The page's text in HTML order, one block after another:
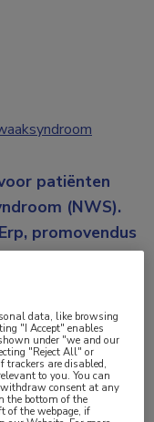
patiënten
(NWS).
promovendus
in het
tussen
begin dit jaar
.
data, like browsing
"I Accept" enables
under "we and our
"Reject All" or
are disabled,
to you. You can
withdraw consent at any
the bottom of the
of the webpage, if